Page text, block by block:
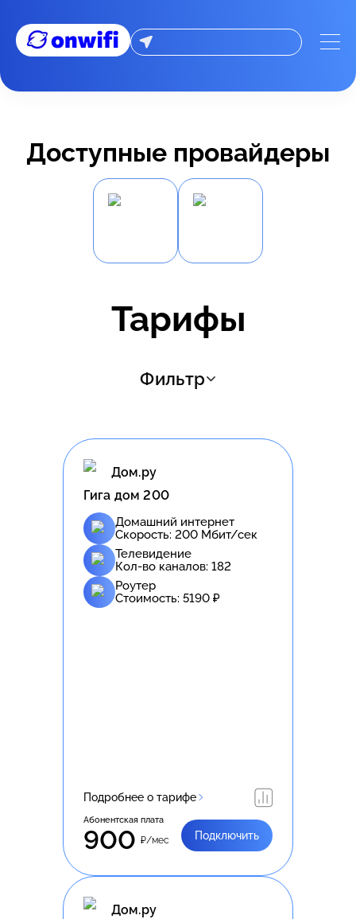
Доступные провайдеры
Тарифы
Фильтр
Дом.ру
Гига дом 200
Домашний интернет
Скорость: 200 Мбит/сек
Телевидение
Кол-во каналов: 182
Роутер
Стоимость: 5190 ₽
Подробнее о тарифе
Абонентская плата
900 ₽/мес Подключить
Дом.ру